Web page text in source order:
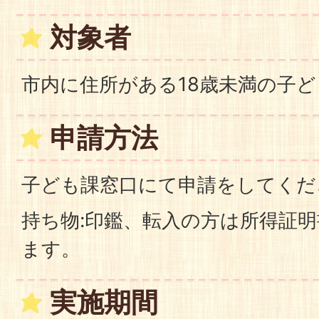
対象者
市内に住所がある18歳未満の子
申請方法
子ども課窓口にて申請をしてく
持ち物:印鑑、転入の方は所得証
ます。
実施期間